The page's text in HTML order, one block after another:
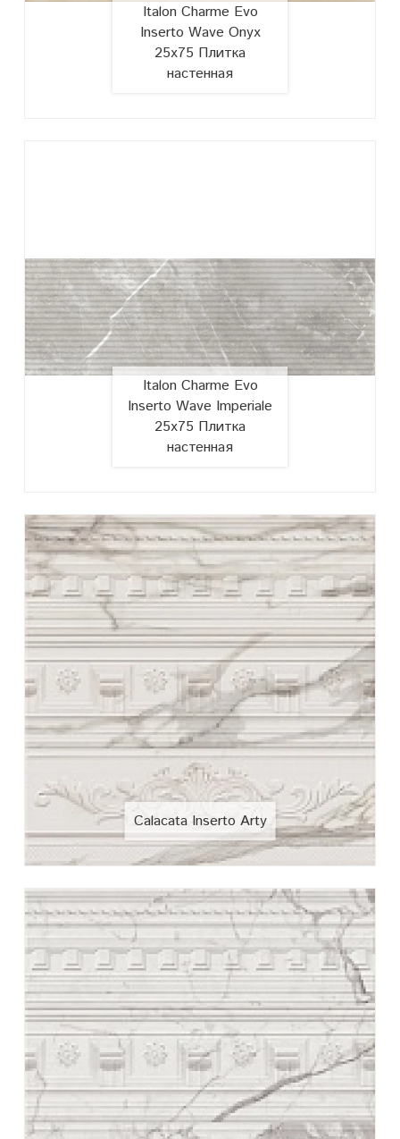
Italon Charme Evo
Inserto Wave Onyx
25х75 Плитка
настенная
Italon Charme Evo
Inserto Wave Imperiale
25х75 Плитка
настенная
Calacata Inserto Arty